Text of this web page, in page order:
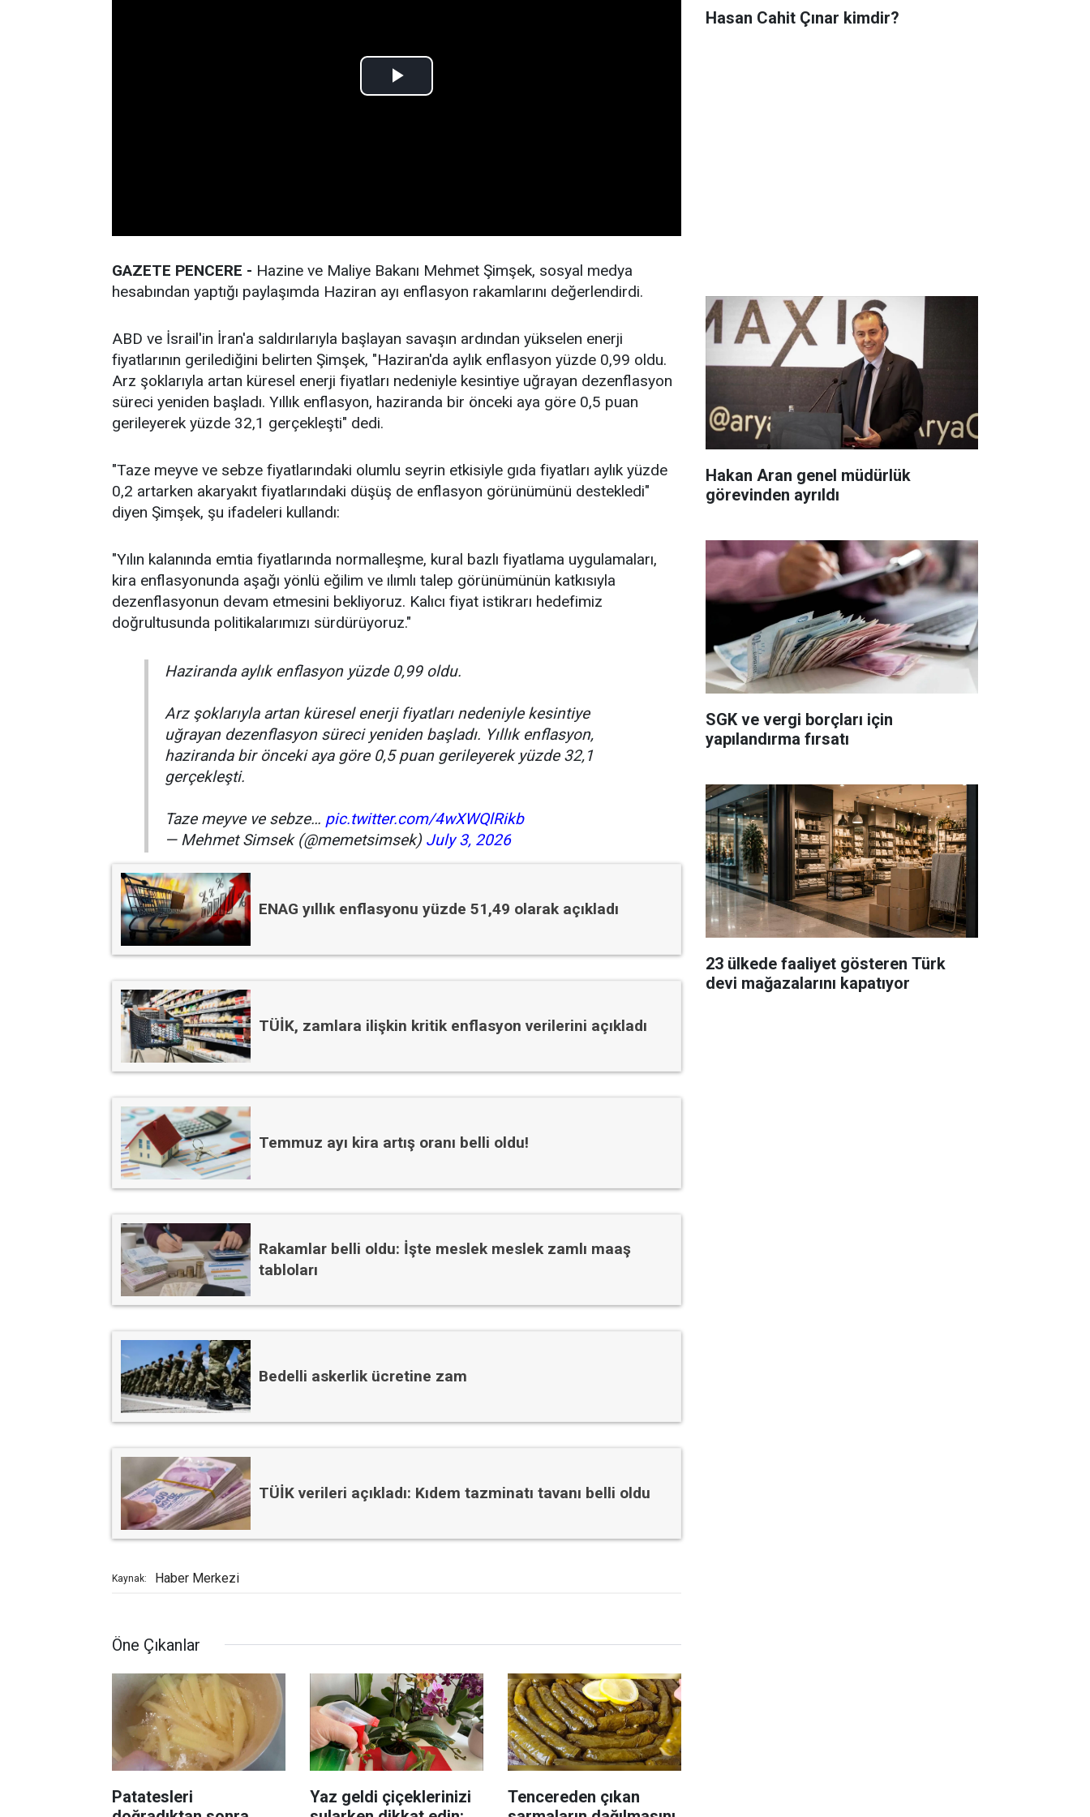
GAZETE PENCERE - Hazine ve Maliye Bakanı Mehmet Şimşek, sosyal medya
hesabından yaptığı paylaşımda Haziran ayı enflasyon rakamlarını değerlendirdi.
ABD ve İsrail'in İran'a saldırılarıyla başlayan savaşın ardından yükselen enerji
fiyatlarının gerilediğini belirten Şimşek, "Haziran'da aylık enflasyon yüzde 0,99 oldu.
Arz şoklarıyla artan küresel enerji fiyatları nedeniyle kesintiye uğrayan dezenflasyon
süreci yeniden başladı. Yıllık enflasyon, haziranda bir önceki aya göre 0,5 puan
gerileyerek yüzde 32,1 gerçekleşti" dedi.
"Taze meyve ve sebze fiyatlarındaki olumlu seyrin etkisiyle gıda fiyatları aylık yüzde
0,2 artarken akaryakıt fiyatlarındaki düşüş de enflasyon görünümünü destekledi"
diyen Şimşek, şu ifadeleri kullandı:
"Yılın kalanında emtia fiyatlarında normalleşme, kural bazlı fiyatlama uygulamaları,
kira enflasyonunda aşağı yönlü eğilim ve ılımlı talep görünümünün katkısıyla
dezenflasyonun devam etmesini bekliyoruz. Kalıcı fiyat istikrarı hedefimiz
doğrultusunda politikalarımızı sürdürüyoruz."
Haziranda aylık enflasyon yüzde 0,99 oldu.
Arz şoklarıyla artan küresel enerji fiyatları nedeniyle kesintiye
uğrayan dezenflasyon süreci yeniden başladı. Yıllık enflasyon,
haziranda bir önceki aya göre 0,5 puan gerileyerek yüzde 32,1
gerçekleşti.
Taze meyve ve sebze… pic.twitter.com/4wXWQlRikb
— Mehmet Simsek (@memetsimsek) July 3, 2026
ENAG yıllık enflasyonu yüzde 51,49 olarak açıkladı
TÜİK, zamlara ilişkin kritik enflasyon verilerini açıkladı
Temmuz ayı kira artış oranı belli oldu!
Rakamlar belli oldu: İşte meslek meslek zamlı maaş
tabloları
Bedelli askerlik ücretine zam
TÜİK verileri açıkladı: Kıdem tazminatı tavanı belli oldu
Kaynak: Haber Merkezi
Öne Çıkanlar
Patatesleri
Yaz geldi çiçeklerinizi
Tencereden çıkan
Hasan Cahit Çınar kimdir?
Hakan Aran genel müdürlük
görevinden ayrıldı
SGK ve vergi borçları için
yapılandırma fırsatı
23 ülkede faaliyet gösteren Türk
devi mağazalarını kapatıyor